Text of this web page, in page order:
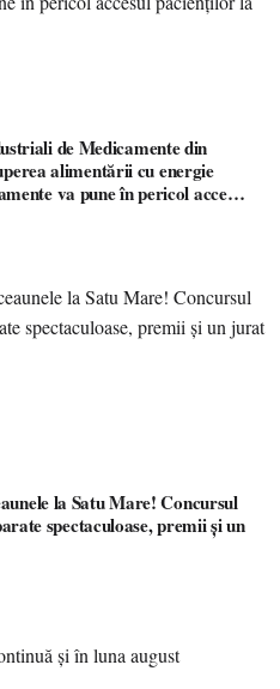
de Medicamente din
alimentării cu energie
va pune în pericol accesul
spectaculoase, premii și un